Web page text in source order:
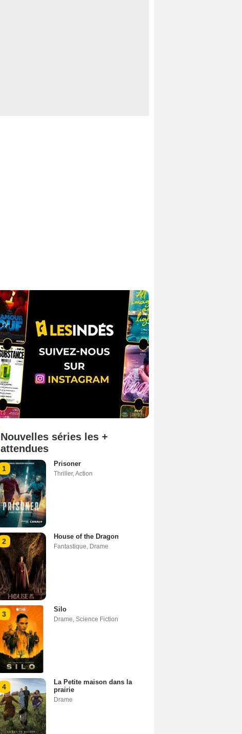
Nouvelles séries les +
attendues
1
Prisoner
Thriller,Action
2
House of the Dragon
Fantastique, Drame
3
Silo
Drame, Science Fiction
4
La Petite maison dans la
prairie
Drame